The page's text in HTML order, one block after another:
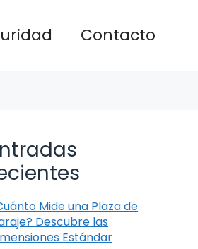
Contacto
Mide una Plaza de
Descubre las
Estándar